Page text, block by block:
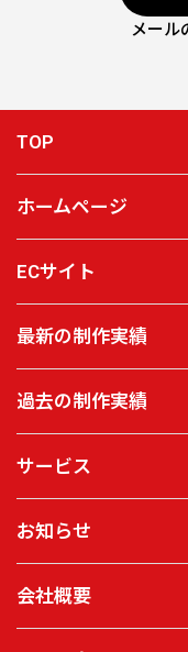
メール
TOP
ホームページ
ECサイト
最新の制作実績
過去の制作実績
サービス
お知らせ
会社概要